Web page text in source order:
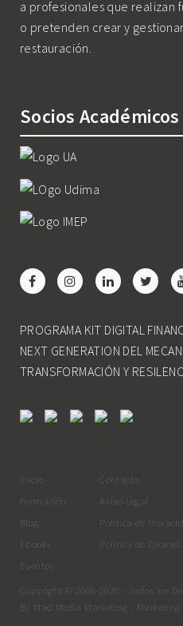
a profesionales que realizan
o pretenden crear y
restauración.
Socios Académicos
PROGRAMA KIT DIGITAL
NEXT GENERATION DEL
TRANSFORMACIÓN Y
Inicio
Formación
Blog
Ebooks
Eventos
Contacto
Aviso Legal
Política de
Política de Cookies
Copyright © 2008-2020 - Todos los
By Mad Media Marketing - Marketing